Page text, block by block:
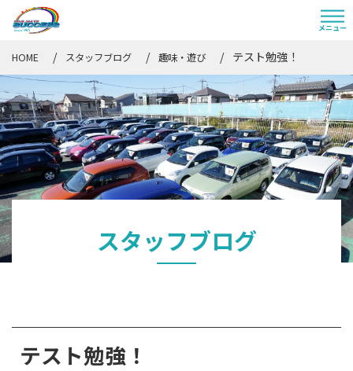
HOME スタッフブログ 趣味・遊び テスト勉強！
スタッフブログ
テスト勉強！